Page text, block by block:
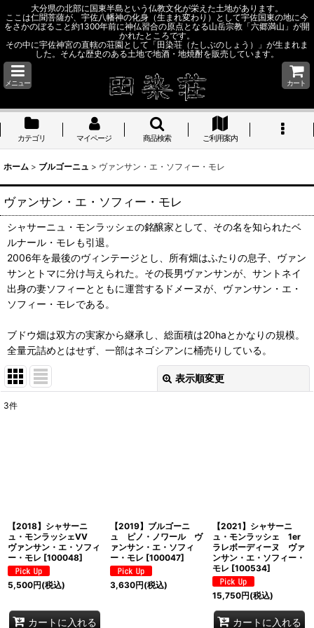
大分県の北部に国東半島という仏教文化が栄えた土地があります。
ここは仁聞菩薩が、宇佐八幡神の化身（生まれ変わり）として宇佐国東の地に今
をさかのぼること約1300年前に神仏習合の原点となる山岳宗教「六郷満山」が開
かれたところです。
その中に宇佐神宮の直轄の荘園として「田染荘（たしぶのしょう）」が生まれま
した。そんな歴史のある土地で地酒・地焼酎を販売しています。
メニュー カート
カテゴリ マイページ 商品検索 ご利用案内
ホーム > ブルゴーニュ > ヴァンサン・エ・ソフィー・モレ
ヴァンサン・エ・ソフィー・モレ
シャサーニュ・モンラッシェの銘醸家として、その名を知られたベ
ルナール・モレも引退。
2006年を最後のヴィンテージとし、所有畑はふたりの息子、ヴァン
サンとトマに分け与えられた。その長男ヴァンサンが、サントネイ
出身の妻ソフィーとともに運営するドメーヌが、ヴァンサン・エ・
ソフィー・モレである。
ブドウ畑は双方の実家から継承し、総面積は20haとかなりの規模。
全量元詰めとはせず、一部はネゴシアンに桶売りしている。
表示順変更
3件
【2018】シャサーニ
ュ・モンラッシェVV
ヴァンサン・エ・ソフィ
ー・モレ [100048]
5,500円(税込)
カートに入れる
【2019】ブルゴーニ
ュ ピノ・ノワール ヴ
ァンサン・エ・ソフィ
ー・モレ [100047]
3,630円(税込)
【2021】シャサーニ
ュ・モンラッシェ 1er
ラレボーディーヌ ヴァ
ンサン・エ・ソフィー・
モレ [100534]
15,750円(税込)
カートに入れる